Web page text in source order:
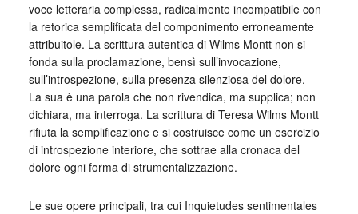
voce letteraria complessa, radicalmente incompatibile con
la retorica semplificata del componimento erroneamente
attribuitole. La scrittura autentica di Wilms Montt non si
fonda sulla proclamazione, bensì sull’invocazione,
sull’introspezione, sulla presenza silenziosa del dolore.
La sua è una parola che non rivendica, ma supplica; non
dichiara, ma interroga. La scrittura di Teresa Wilms Montt
rifiuta la semplificazione e si costruisce come un esercizio
di introspezione interiore, che sottrae alla cronaca del
dolore ogni forma di strumentalizzazione.
Le sue opere principali, tra cui Inquietudes sentimentales